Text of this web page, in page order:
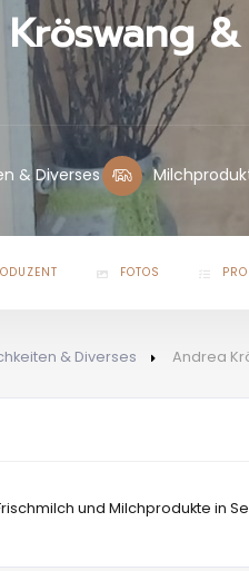
& Diverses
FOTOS
& Diverses Andrea
und Milchprodukte in